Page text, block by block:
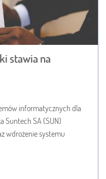
stawia na
informatycznych dla
Suntech SA (SUN)
wdrożenie systemu